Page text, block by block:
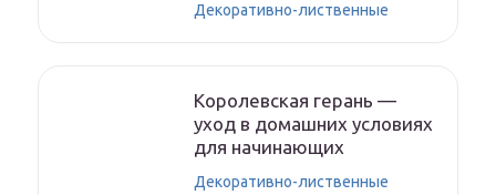
Декоративно-лиственные
Королевская герань —
уход в домашних условиях
для начинающих
Декоративно-лиственные